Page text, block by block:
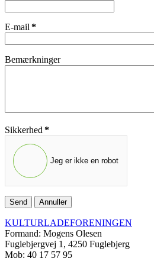
E-mail *
Bemærkninger
Sikkerhed *
Jeg er ikke en robot
Send Annuller
KULTURLADEFORENINGEN
Formand: Mogens Olesen
Fuglebjergvej 1, 4250 Fuglebjerg
Mob: 40 17 57 95